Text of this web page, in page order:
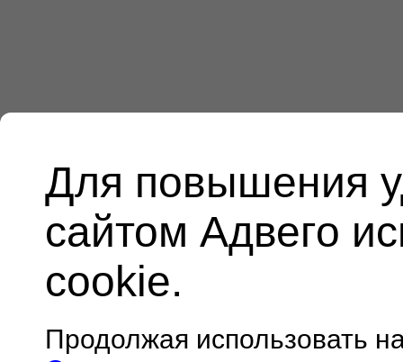
Для повышения
сайтом Адвего
cookie.
Продолжая использовать